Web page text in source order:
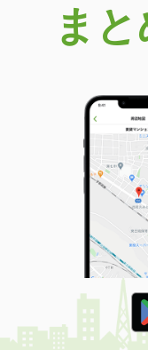
まと